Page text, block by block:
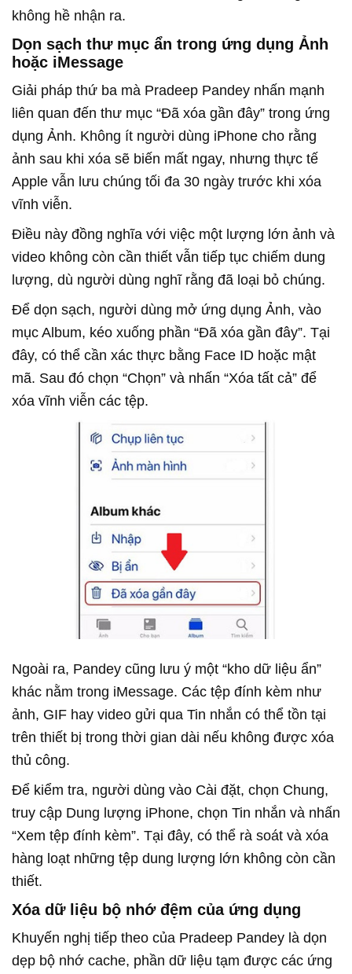
không hề nhận ra.
Dọn sạch thư mục ẩn trong ứng dụng Ảnh
hoặc iMessage
Giải pháp thứ ba mà Pradeep Pandey nhấn mạnh
liên quan đến thư mục “Đã xóa gần đây” trong ứng
dụng Ảnh. Không ít người dùng iPhone cho rằng
ảnh sau khi xóa sẽ biến mất ngay, nhưng thực tế
Apple vẫn lưu chúng tối đa 30 ngày trước khi xóa
vĩnh viễn.
Điều này đồng nghĩa với việc một lượng lớn ảnh và
video không còn cần thiết vẫn tiếp tục chiếm dung
lượng, dù người dùng nghĩ rằng đã loại bỏ chúng.
Để dọn sạch, người dùng mở ứng dụng Ảnh, vào
mục Album, kéo xuống phần “Đã xóa gần đây”. Tại
đây, có thể cần xác thực bằng Face ID hoặc mật
mã. Sau đó chọn “Chọn” và nhấn “Xóa tất cả” để
xóa vĩnh viễn các tệp.
Ngoài ra, Pandey cũng lưu ý một “kho dữ liệu ẩn”
khác nằm trong iMessage. Các tệp đính kèm như
ảnh, GIF hay video gửi qua Tin nhắn có thể tồn tại
trên thiết bị trong thời gian dài nếu không được xóa
thủ công.
Để kiểm tra, người dùng vào Cài đặt, chọn Chung,
truy cập Dung lượng iPhone, chọn Tin nhắn và nhấn
“Xem tệp đính kèm”. Tại đây, có thể rà soát và xóa
hàng loạt những tệp dung lượng lớn không còn cần
thiết.
Xóa dữ liệu bộ nhớ đệm của ứng dụng
Khuyến nghị tiếp theo của Pradeep Pandey là dọn
dẹp bộ nhớ cache, phần dữ liệu tạm được các ứng